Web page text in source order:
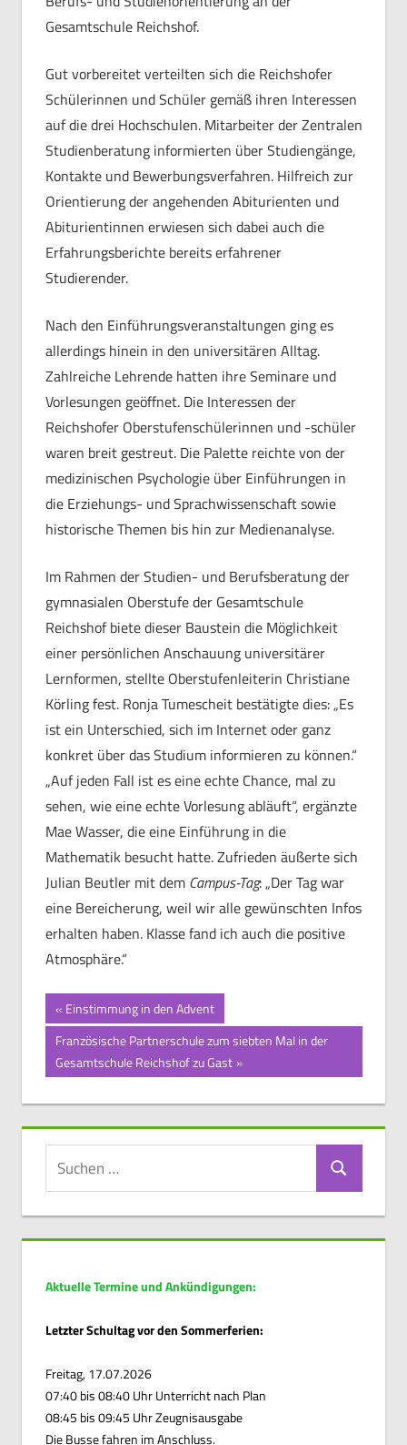
Gesamtschule Reichshof.
Gut vorbereitet verteilten sich die Reichshofer
Schülerinnen und Schüler gemäß ihren Interessen
auf die drei Hochschulen. Mitarbeiter der Zentralen
Studienberatung informierten über Studiengänge,
Kontakte und Bewerbungsverfahren. Hilfreich zur
Orientierung der angehenden Abiturienten und
Abiturientinnen erwiesen sich dabei auch die
Erfahrungsberichte bereits erfahrener
Studierender.
Nach den Einführungsveranstaltungen ging es
allerdings hinein in den universitären Alltag.
Zahlreiche Lehrende hatten ihre Seminare und
Vorlesungen geöffnet. Die Interessen der
Reichshofer Oberstufenschülerinnen und -schüler
waren breit gestreut. Die Palette reichte von der
medizinischen Psychologie über Einführungen in
die Erziehungs- und Sprachwissenschaft sowie
historische Themen bis hin zur Medienanalyse.
Im Rahmen der Studien- und Berufsberatung der
gymnasialen Oberstufe der Gesamtschule
Reichshof biete dieser Baustein die Möglichkeit
einer persönlichen Anschauung universitärer
Lernformen, stellte Oberstufenleiterin Christiane
Körling fest. Ronja Tumescheit bestätigte dies: „Es
ist ein Unterschied, sich im Internet oder ganz
konkret über das Studium informieren zu können.“
„Auf jeden Fall ist es eine echte Chance, mal zu
sehen, wie eine echte Vorlesung abläuft“, ergänzte
Mae Wasser, die eine Einführung in die
Mathematik besucht hatte. Zufrieden äußerte sich
Julian Beutler mit dem Campus-Tag: „Der Tag war
eine Bereicherung, weil wir alle gewünschten Infos
erhalten haben. Klasse fand ich auch die positive
Atmosphäre.“
Beitragsnavigation
Vorheriger
Beitrag:
Einstimmung in den Advent
Nächster
Beitrag:
Französische Partnerschule zum siebten Mal in der
Gesamtschule Reichshof zu Gast
Suchen
Suchen
Aktuelle Termine und Ankündigungen:
Letzter Schultag vor den Sommerferien:
Freitag, 17.07.2026
07:40 bis 08:40 Uhr Unterricht nach Plan
08:45 bis 09:45 Uhr Zeugnisausgabe
Die Busse fahren im Anschluss.